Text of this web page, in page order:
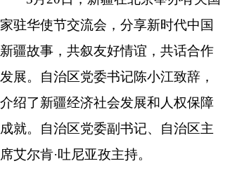
表
家驻华使节交流会，分享新时代中国
新疆故事，共叙友好情谊，共话合作
发展。自治区党委书记陈小江致辞，
介绍了新疆经济社会发展和人权保障
成就。自治区党委副书记、自治区主
席艾尔肯·吐尼亚孜主持。